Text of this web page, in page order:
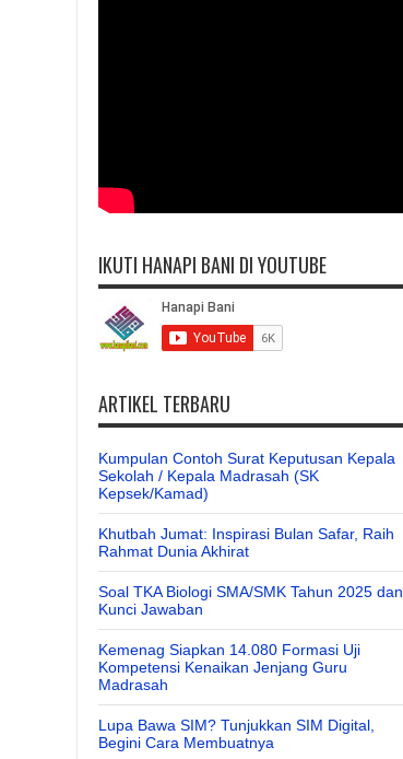
IKUTI HANAPI BANI DI YOUTUBE
ARTIKEL TERBARU
Kumpulan Contoh Surat Keputusan Kepala
Sekolah / Kepala Madrasah (SK
Kepsek/Kamad)
Khutbah Jumat: Inspirasi Bulan Safar, Raih
Rahmat Dunia Akhirat
Soal TKA Biologi SMA/SMK Tahun 2025 dan
Kunci Jawaban
Kemenag Siapkan 14.080 Formasi Uji
Kompetensi Kenaikan Jenjang Guru
Madrasah
Lupa Bawa SIM? Tunjukkan SIM Digital,
Begini Cara Membuatnya